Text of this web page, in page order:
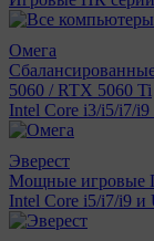
Омега
5060 / RTX 5060 Ti
Intel Core i3/i5/i7/
Эверест
Мощные игровые
Intel Core i5/i7/i9 и